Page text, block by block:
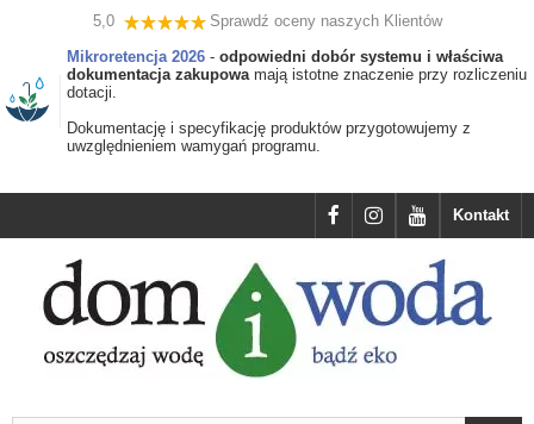
5,0
Sprawdź oceny naszych Klientów
Mikroretencja 2026 - odpowiedni dobór systemu i właściwa
dokumentacja zakupowamają istotne znaczenie przy rozliczeniu
dotacji.
Dokumentację i specyfikację produktów przygotowujemy z
uwzględnieniem wamygań programu.
Kontakt